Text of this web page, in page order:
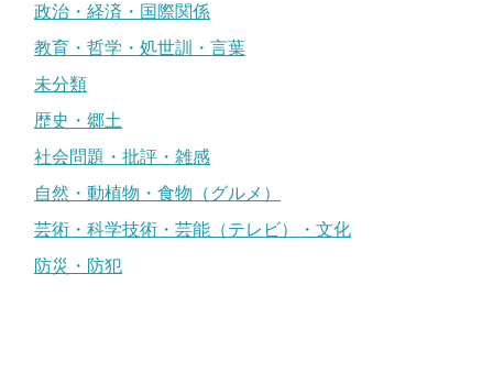
政治・経済・国際関係
教育・哲学・処世訓・言葉
未分類
歴史・郷土
社会問題・批評・雑感
自然・動植物・食物（グルメ）
芸術・科学技術・芸能（テレビ）・文化
防災・防犯